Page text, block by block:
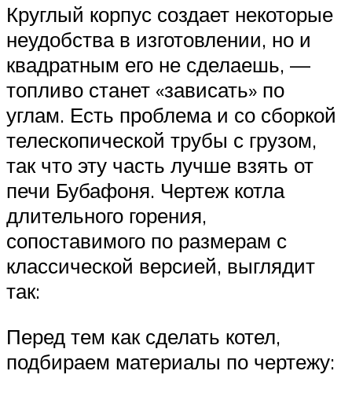
Круглый корпус создает некоторые
неудобства в изготовлении, но и
квадратным его не сделаешь, —
топливо станет «зависать» по
углам. Есть проблема и со сборкой
телескопической трубы с грузом,
так что эту часть лучше взять от
печи Бубафоня. Чертеж котла
длительного горения,
сопоставимого по размерам с
классической версией, выглядит
так:
Перед тем как сделать котел,
подбираем материалы по чертежу: